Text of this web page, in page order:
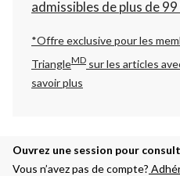
admissibles de plus de 99
*Offre exclusive pour les
TriangleMD sur les articles
savoir plus
Ouvrez une session pour
Vous n’avez pas de compte?